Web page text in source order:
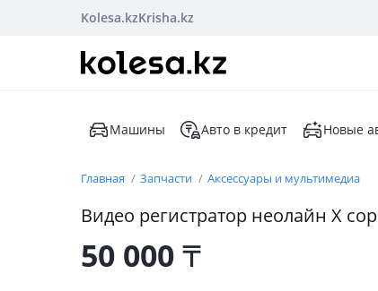
Kolesa.kzKrisha.kz
Машины Авто в кредит Новые
Главная Запчасти Аксессуары и мультимедиа
Видео регистратор неолайн Х
50 000₸